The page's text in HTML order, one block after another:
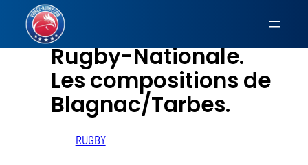
contenu
Rugby-Nationale.
Les compositions de
Blagnac/Tarbes.
RUGBY